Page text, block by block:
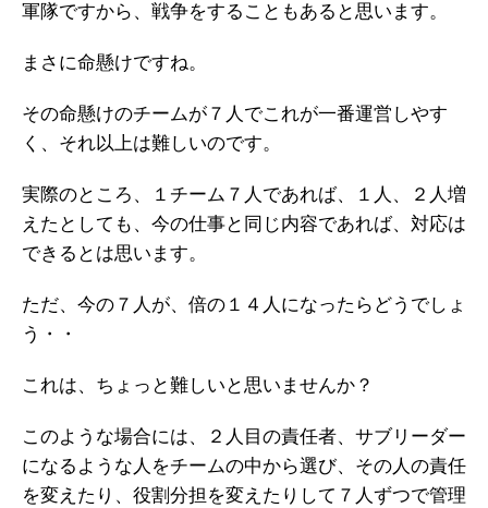
軍隊ですから、戦争をすることもあると思います。
まさに命懸けですね。
その命懸けのチームが７人でこれが一番運営しやす
く、それ以上は難しいのです。
実際のところ、１チーム７人であれば、１人、２人増
えたとしても、今の仕事と同じ内容であれば、対応は
できるとは思います。
ただ、今の７人が、倍の１４人になったらどうでしょ
う・・
これは、ちょっと難しいと思いませんか？
このような場合には、２人目の責任者、サブリーダー
になるような人をチームの中から選び、その人の責任
を変えたり、役割分担を変えたりして７人ずつで管理